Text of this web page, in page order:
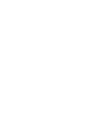
meglio Gioventù" 2020